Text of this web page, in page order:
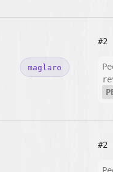
maglaro
#2
#2